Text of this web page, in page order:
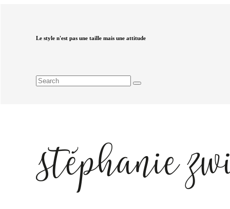
Le style n'est pas une taille mais une attitude